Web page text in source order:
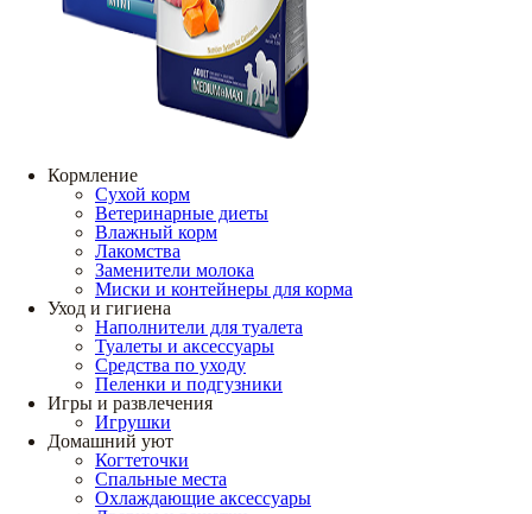
Кормление
Сухой корм
Ветеринарные диеты
Влажный корм
Лакомства
Заменители молока
Миски и контейнеры для корма
Уход и гигиена
Наполнители для туалета
Туалеты и аксессуары
Средства по уходу
Пеленки и подгузники
Игры и развлечения
Игрушки
Домашний уют
Когтеточки
Спальные места
Охлаждающие аксессуары